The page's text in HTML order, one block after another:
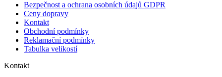
Bezpečnost a ochrana osobních údajů GDPR
Ceny dopravy
Kontakt
Obchodní podmínky
Reklamační podmínky
Tabulka velikostí
Kontakt